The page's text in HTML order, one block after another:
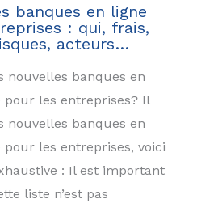
banques en ligne
: qui, frais,
acteurs…
nouvelles banques en
pour les entreprises? Il
nouvelles banques en
pour les entreprises, voici
: Il est important
liste n’est pas